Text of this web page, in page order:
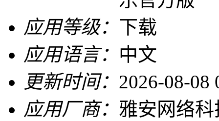
应用等级：
应用语言： 中文
更新时间： 2026-08-08
应用厂商： 雅安网络